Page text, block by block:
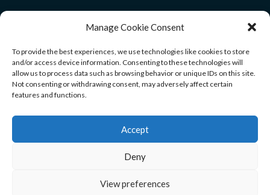
Manage Cookie Consent
To provide the best experiences, we use technologies like cookies to store
and/or access device information. Consenting to these technologies will
allow us to process data such as browsing behavior or unique IDs on this site.
Not consenting or withdrawing consent, may adversely affect certain
features and functions.
Accept
Deny
View preferences
Ποιοι Είμαστε στοMed Voi
365
Καλώς ήρθατε στην σελίδα μας. Ανακαλύψτε χρήσιμους
οδηγούς για όλους τους κλάδους. Μέσα από το site θα βρείτε
ευρύ φάσμα επιλογών της ζωής σας. Καλή διαμονή.
Επικοινωνία